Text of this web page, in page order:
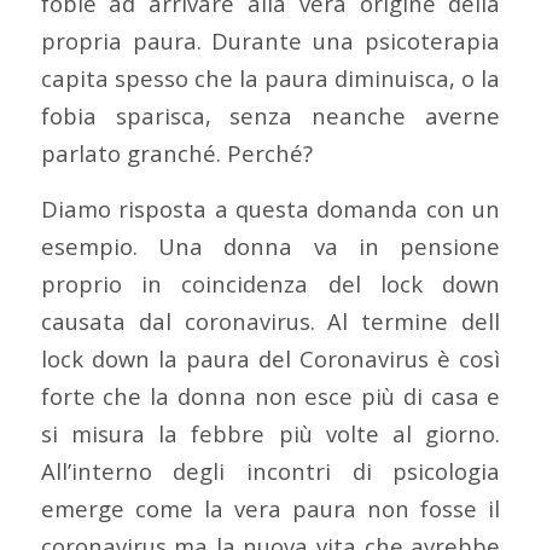
propria paura. Durante una psicoterapia
capita spesso che la paura diminuisca, o la
fobia sparisca, senza neanche averne
parlato granché. Perché?
Diamo risposta a questa domanda con un
esempio. Una donna va in pensione
proprio in coincidenza del lock down
causata dal coronavirus. Al termine dell
lock down la paura del Coronavirus è così
forte che la donna non esce più di casa e
si misura la febbre più volte al giorno.
All’interno degli incontri di psicologia
emerge come la vera paura non fosse il